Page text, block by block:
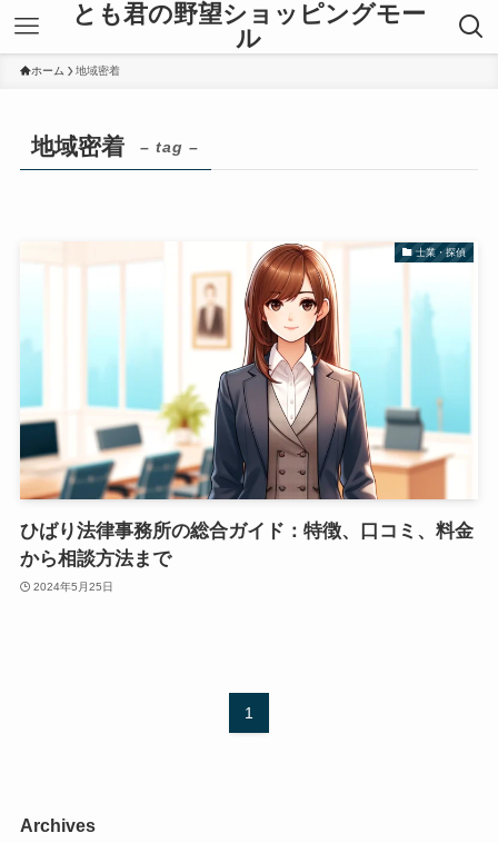
とも君の野望ショッピングモー
ル
ホーム 地域密着
地域密着 – tag –
士業・探偵
ひばり法律事務所の総合ガイド：特徴、口コミ、料金
から相談方法まで
2024年5月25日
1
Archives